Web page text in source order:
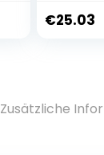
€25.03
Zusätzliche